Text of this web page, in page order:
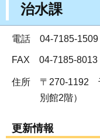
治水課
電話 04-7185-1509
FAX 04-7185-8013
住所
〒270-1192
別館2階）
更新情報